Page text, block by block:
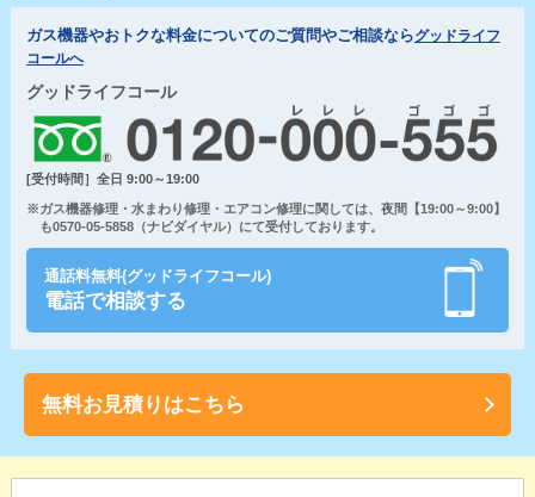
ガス機器やおトクな料金についてのご質問やご相談ならグッドライフ
コールへ
グッドライフコール
[受付時間］全日 9:00～19:00
※ガス機器修理・水まわり修理・エアコン修理に関しては、夜間【19:00～9:00】
も0570-05-5858（ナビダイヤル）にて受付しております。
通話料無料(グッドライフコール)
電話で相談する
無料お見積りはこちら